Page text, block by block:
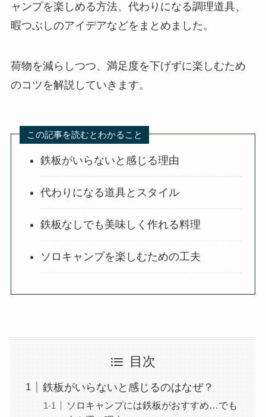
ャンプを楽しめる方法、代わりになる調理道具、
暇つぶしのアイデアなどをまとめました。
荷物を減らしつつ、満足度を下げずに楽しむため
のコツを解説していきます。
この記事を読むとわかること
鉄板がいらないと感じる理由
代わりになる道具とスタイル
鉄板なしでも美味しく作れる料理
ソロキャンプを楽しむための工夫
目次
鉄板がいらないと感じるのはなぜ？
ソロキャンプには鉄板がおすすめ…でも